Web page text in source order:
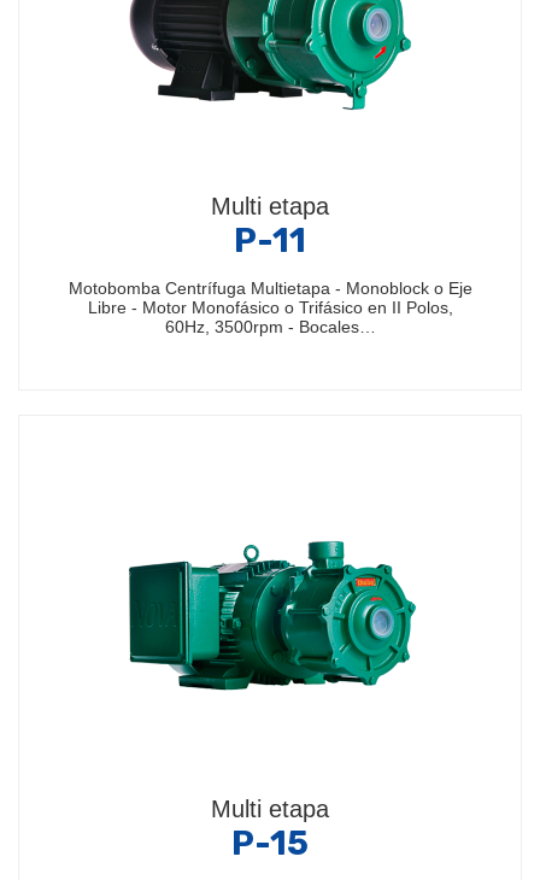
Multi etapa
P-11
Motobomba Centrífuga Multietapa - Monoblock o Eje
Libre - Motor Monofásico o Trifásico en II Polos,
60Hz, 3500rpm - Bocales…
Multi etapa
P-15